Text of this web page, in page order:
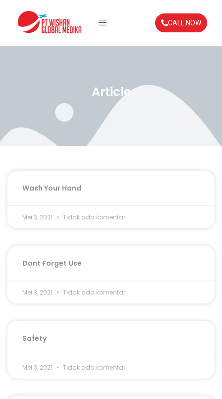
CALL NOW
Article
Wash Your Hand
Mei 3, 2021 Tidak ada komentar
Dont Forget Use
Mei 3, 2021 Tidak ada komentar
Safety
Mei 3, 2021 Tidak ada komentar